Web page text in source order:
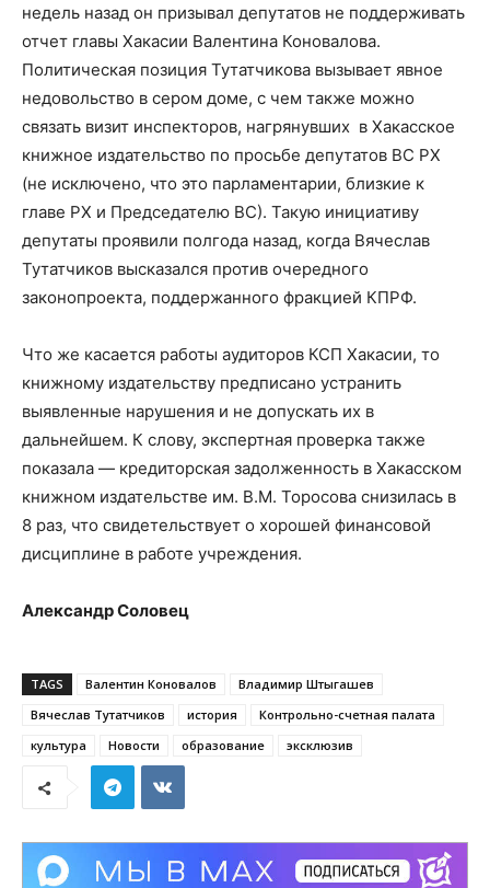
недель назад он призывал депутатов не поддерживать
отчет главы Хакасии Валентина Коновалова.
Политическая позиция Тутатчикова вызывает явное
недовольство в сером доме, с чем также можно
связать визит инспекторов, нагрянувших в Хакасское
книжное издательство по просьбе депутатов ВС РХ
(не исключено, что это парламентарии, близкие к
главе РХ и Председателю ВС). Такую инициативу
депутаты проявили полгода назад, когда Вячеслав
Тутатчиков высказался против очередного
законопроекта, поддержанного фракцией КПРФ.
Что же касается работы аудиторов КСП Хакасии, то
книжному издательству предписано устранить
выявленные нарушения и не допускать их в
дальнейшем. К слову, экспертная проверка также
показала — кредиторская задолженность в Хакасском
книжном издательстве им. В.М. Торосова снизилась в
8 раз, что свидетельствует о хорошей финансовой
дисциплине в работе учреждения.
Александр Соловец
TAGS Валентин Коновалов
Владимир Штыгашев
Вячеслав Тутатчиков
история
Контрольно-счетная палата
культура
Новости образование эксклюзив